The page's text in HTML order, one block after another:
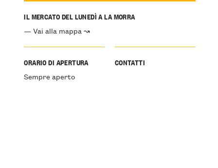
IL MERCATO DEL LUNEDÌ A LA MORRA
— Vai alla mappa ↝
ORARIO DI APERTURA
Sempre aperto
CONTATTI